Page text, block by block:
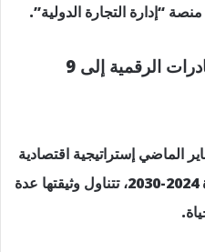
5- مصر تسعى لوصول الصادرات الرقمية إلى 9
الماضي إستراتيجية اقتصادية
شاملة مكونة من 8 محاور للفترة 2024-2030، تتناول وثيقتها عدة